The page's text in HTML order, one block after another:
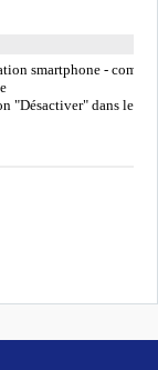
smartphone -
dans le